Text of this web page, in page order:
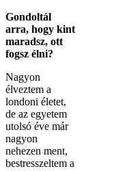
Gondoltál
arra, hogy kint
maradsz, ott
fogsz élni?
Nagyon
élveztem a
londoni életet,
de az egyetem
utolsó éve már
nagyon
nehezen ment,
bestresszeltem a